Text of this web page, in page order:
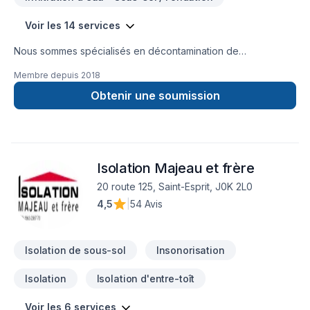
Voir les 14 services
Nous sommes spécialisés en décontamination de
l'isolation. Nous couvrons principalement la Montérégie,
Estrie, Centre du Québec, Grand Montréal, Rive-Nord et
Lanaudière mais aussi, sur demande, dans d'autres régions
agents immobiliers. Nous nous déplaçons gratuitement pour
évaluer sur place vos projets de travaux. N'hésitez pas à
communiquer avec nous pour le meilleur service possible!
Membre depuis 2018
Obtenir une soumission
Isolation Majeau et frère
20 route 125, Saint-Esprit, J0K 2L0
4,5
54 Avis
Isolation de sous-sol Insonorisation
Isolation Isolation d'entre-toît
Voir les 6 services